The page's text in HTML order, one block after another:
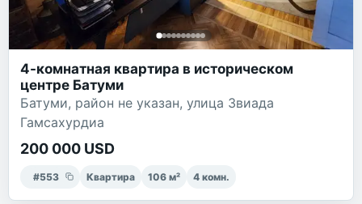
4-комнатная квартира в историческом
центре Батуми
Батуми, район не указан, улица Звиада
Гамсахурдиа
200 000 USD
#553 Квартира 106 м² 4 комн.